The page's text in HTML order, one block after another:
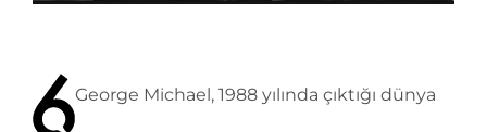
George Michael, 1988 yılında çıktığı dünya